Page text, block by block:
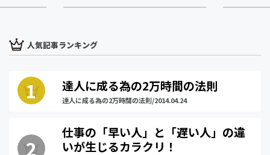
人気記事ランキング
達人に成る為の2万時間の法則
達人に成る為の2万時間の法則/2014.04.24
仕事の「早い人」と「遅い人」の違
いが生じるカラクリ！